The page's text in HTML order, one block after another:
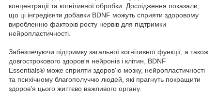
концентрації та когнітивної обробки. Дослідження показали,
що ці інгредієнти добавки BDNF можуть сприяти здоровому
виробленню факторів росту нервів для підтримки
нейропластичності.
Забезпечуючи підтримку загальної когнітивної функції, а також
довгострокового здоров'я нейронів і клітин, BDNF
Essentials® може сприяти здоров'ю мозку, нейропластичності
та психічному благополуччю людей, які прагнуть покращити
здоров'я цього життєво важливого органу.